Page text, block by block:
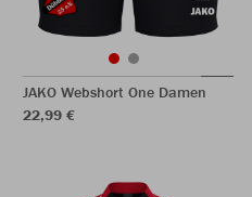
JAKO Webshort One Damen
22,99 €